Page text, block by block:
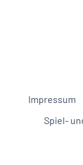
Impressum
Spiel-